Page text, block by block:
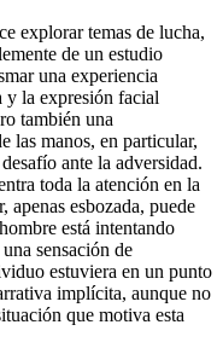
explorar temas de lucha,
de un estudio
una experiencia
y la expresión facial
también una
las manos, en particular,
ante la adversidad.
toda la atención en la
esbozada, puede
está intentando
sensación de
estuviera en un punto
implícita, aunque no
que motiva esta